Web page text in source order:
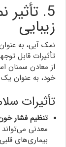
5.
زیبایی
نمک آبی، به
تأثیرات قابل
از معادن سمنان
خود، به عنوان
تأثیرات
تنظیم فشار
معدنی
بیماری‌های